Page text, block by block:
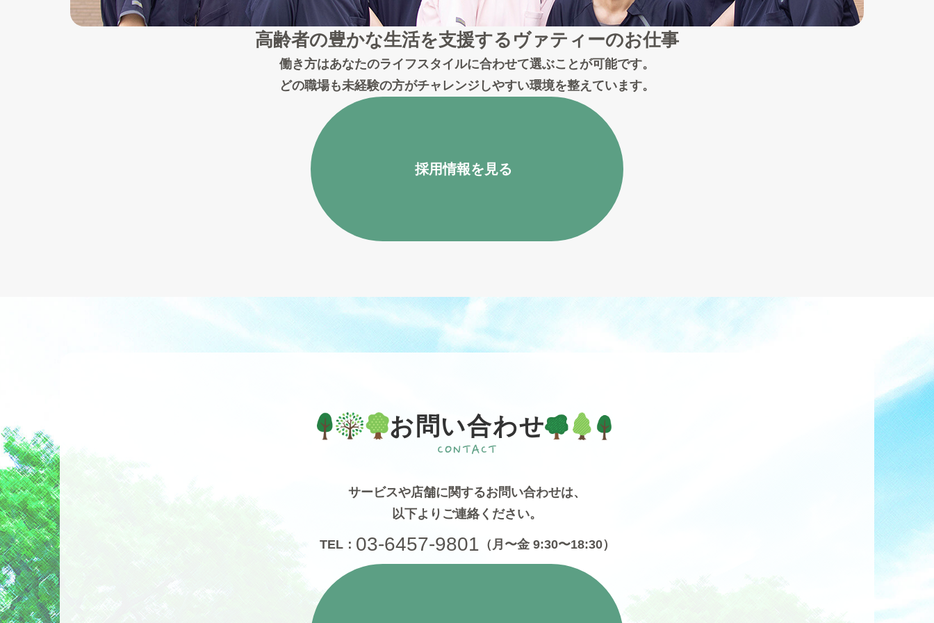
高齢者の豊かな生活を支援する ヴァティーのお仕事
働き方はあなたのライフスタイルに合わせて選ぶことが可能です。
どの職場も未経験の方がチャレンジしやすい環境を整えています。
採用情報を見る
お問い合わせ
サービスや店舗に関するお問い合わせは、
以下よりご連絡ください。
TEL： 03-6457-9801 （月〜金 9:30〜18:30）